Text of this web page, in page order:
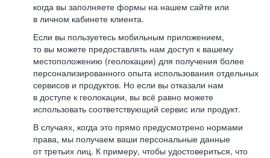
когда вы заполняете формы на нашем сайте или
в личном кабинете клиента.
Если вы пользуетесь мобильным приложением,
то вы можете предоставлять нам доступ к вашему
местоположению (геолокации) для получения более
персонализированного опыта использования отдельных
сервисов и продуктов. Но если вы отказали нам
в доступе к геолокации, вы всё равно можете
использовать соответствующий сервис или продукт.
В случаях, когда это прямо предусмотрено нормами
права, мы получаем ваши персональные данные
от третьих лиц. К примеру, чтобы удостовериться, что